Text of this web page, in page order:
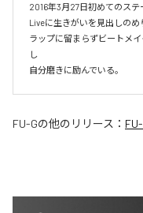
2016年3月27日初めてのステ
Liveに生きがいを見出しのめ
ラップに留まらずビートメ
し
自分磨きに励んでいる。
FU-Gの他のリリース：